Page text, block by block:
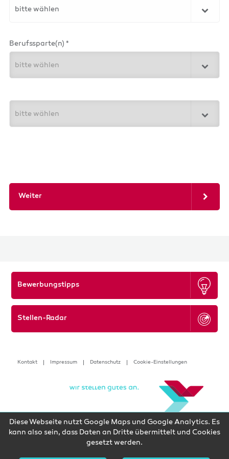
Diese Webseite nutzt Google Maps und Google Analytics. Es
kann also sein, dass Daten an Dritte übermittelt und Cookies
gesetzt werden.
bitte wählen
Berufssparte(n) *
bitte wählen
bitte wählen
Weiter
Bewerbungstipps
Stellen-Radar
Kontakt Impressum Datenschutz Cookie-Einstellungen